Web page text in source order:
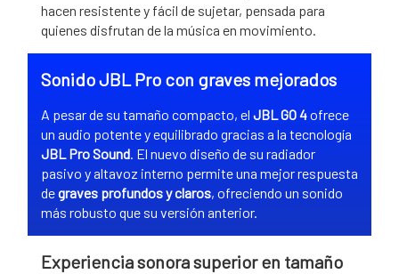
hacen resistente y fácil de sujetar, pensada para
quienes disfrutan de la música en movimiento.
Sonido JBL Pro con graves mejorados
A pesar de su tamaño compacto, el JBL GO 4ofrece
un audio potente y equilibrado gracias a la tecnología
JBL Pro Sound . El nuevo diseño de su radiador
pasivo y altavoz interno permite una mejor respuesta
degraves profundos y claros, ofreciendo un sonido
más robusto que su versión anterior.
Experiencia sonora superior en tamaño